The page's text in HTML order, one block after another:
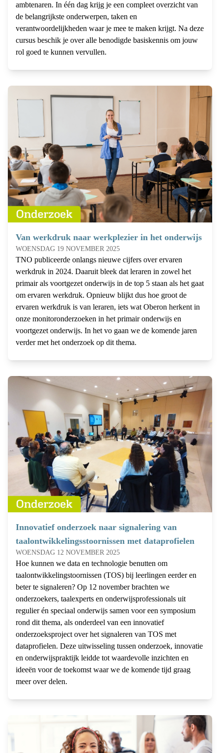
ambtenaren. In één dag krijg je een compleet overzicht van
de belangrijkste onderwerpen, taken en
verantwoordelijkheden waar je mee te maken krijgt. Na deze
cursus beschik je over alle benodigde basiskennis om jouw
rol goed te kunnen vervullen.
Van werkdruk naar werkplezier in het onderwijs
WOENSDAG 19 NOVEMBER 2025
TNO publiceerde onlangs nieuwe cijfers over ervaren
werkdruk in 2024. Daaruit bleek dat leraren in zowel het
primair als voortgezet onderwijs in de top 5 staan als het gaat
om ervaren werkdruk. Opnieuw blijkt dus hoe groot de
ervaren werkdruk is van leraren, iets wat Oberon herkent in
onze monitoronderzoeken in het primair onderwijs en
voortgezet onderwijs. In het vo gaan we de komende jaren
verder met het onderzoek op dit thema.
Innovatief onderzoek naar signalering van
taalontwikkelingsstoornissen met dataprofielen
WOENSDAG 12 NOVEMBER 2025
Hoe kunnen we data en technologie benutten om
taalontwikkelingstoornissen (TOS) bij leerlingen eerder en
beter te signaleren? Op 12 november brachten we
onderzoekers, taalexperts en onderwijsprofessionals uit
regulier én speciaal onderwijs samen voor een symposium
rond dit thema, als onderdeel van een innovatief
onderzoeksproject over het signaleren van TOS met
dataprofielen. Deze uitwisseling tussen onderzoek, innovatie
en onderwijspraktijk leidde tot waardevolle inzichten en
ideeën voor de toekomst waar we de komende tijd graag
meer over delen.